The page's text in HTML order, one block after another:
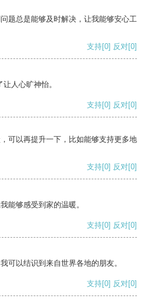
题总是能够及时解决，让我能够安心工
支持[0] 反对[0]
人心旷神怡。
支持[0] 反对[0]
可以再提升一下，比如能够支持更多地
支持[0] 反对[0]
能够感受到家的温暖。
支持[0] 反对[0]
可以结识到来自世界各地的朋友。
支持[0] 反对[0]